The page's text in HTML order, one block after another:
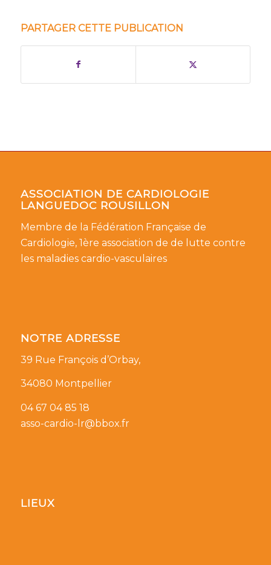
PARTAGER CETTE PUBLICATION
ASSOCIATION DE CARDIOLOGIE
LANGUEDOC ROUSILLON
Membre de la Fédération Française de
Cardiologie, 1ère association de de lutte contre
les maladies cardio-vasculaires
NOTRE ADRESSE
39 Rue François d’Orbay,
34080 Montpellier
04 67 04 85 18
asso-cardio-lr@bbox.fr
LIEUX